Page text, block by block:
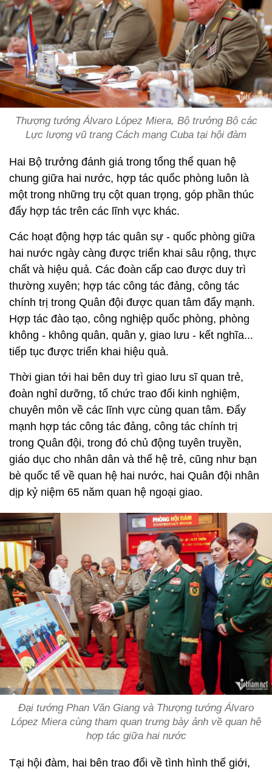
Thượng tướng Álvaro López Miera, Bộ trưởng Bộ các
Lực lượng vũ trang Cách mạng Cuba tại hội đàm
Hai Bộ trưởng đánh giá trong tổng thể quan hệ
chung giữa hai nước, hợp tác quốc phòng luôn là
một trong những trụ cột quan trọng, góp phần thúc
đẩy hợp tác trên các lĩnh vực khác.
Các hoạt động hợp tác quân sự - quốc phòng giữa
hai nước ngày càng được triển khai sâu rộng, thực
chất và hiệu quả. Các đoàn cấp cao được duy trì
thường xuyên; hợp tác công tác đảng, công tác
chính trị trong Quân đội được quan tâm đẩy mạnh.
Hợp tác đào tạo, công nghiệp quốc phòng, phòng
không - không quân, quân y, giao lưu - kết nghĩa...
tiếp tục được triển khai hiệu quả.
Thời gian tới hai bên duy trì giao lưu sĩ quan trẻ,
đoàn nghỉ dưỡng, tổ chức trao đổi kinh nghiệm,
chuyên môn về các lĩnh vực cùng quan tâm. Đẩy
mạnh hợp tác công tác đảng, công tác chính trị
trong Quân đội, trong đó chủ động tuyên truyền,
giáo dục cho nhân dân và thế hệ trẻ, cũng như bạn
bè quốc tế về quan hệ hai nước, hai Quân đội nhân
dịp kỷ niệm 65 năm quan hệ ngoại giao.
Đại tướng Phan Văn Giang và Thượng tướng Álvaro
López Miera cùng tham quan trưng bày ảnh về quan hệ
hợp tác giữa hai nước
Tại hội đàm, hai bên trao đổi về tình hình thế giới,